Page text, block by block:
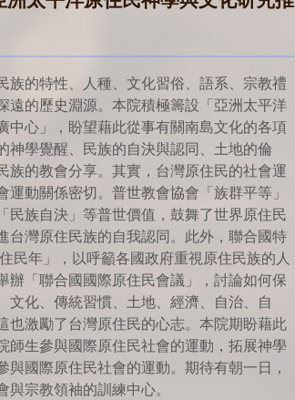
族的特性、人種、文化習俗、語系、宗教禮
遠的歷史淵源。本院積極籌設「亞洲太平洋
中心」，盼望藉此從事有關南島文化的各項
神學覺醒、民族的自決與認同、土地的倫
族的教會分享。其實，台灣原住民的社會運
動關係密切。普世教會協會「族群平等」
民族自決」等普世價值，鼓舞了世界原住民
台灣原住民族的自我認同。此外，聯合國特
民年」，以呼籲各國政府重視原住民族的人
辦「聯合國國際原住民會議」，討論如何保
文化、傳統習慣、土地、經濟、自治、自
也激勵了台灣原住民的心志。本院期盼藉此
師生參與國際原住民社會的運動，拓展神學
與國際原住民社會的運動。期待有朝一日，
宗教領袖的訓練中心。